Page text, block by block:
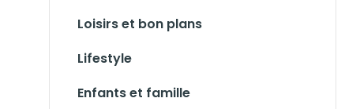
Loisirs et bon plans
Lifestyle
Enfants et famille